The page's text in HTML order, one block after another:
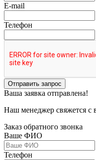
E-mail
Телефон
Отправить запрос
Ваша заявка отправлена!
Наш менеджер свяжется с
Заказ обратного звонка
Ваше ФИО
Телефон